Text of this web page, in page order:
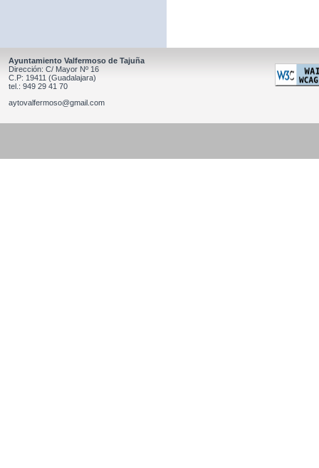
Ayuntamiento Valfermoso de Tajuña
Dirección: C/ Mayor Nº 16
C.P: 19411 (Guadalajara)
tel.: 949 29 41 70
aytovalfermoso@gmail.com